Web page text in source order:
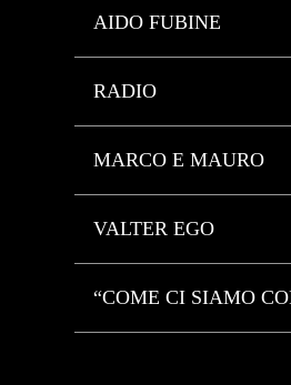
AIDO FUBINE
RADIO
MARCO E MAURO
VALTER EGO
“COME CI SIAMO